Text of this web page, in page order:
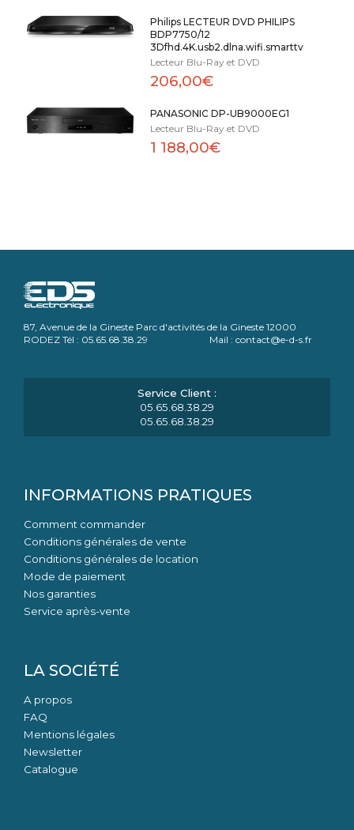
Philips LECTEUR DVD PHILIPS
BDP7750/12
3Dfhd.4K.usb2.dlna.wifi.smarttv
Lecteur Blu-Ray et DVD
206,00€
PANASONIC DP-UB9000EG1
Lecteur Blu-Ray et DVD
1 188,00€
87, Avenue de la Gineste Parc d'activités de la Gineste 12000
RODEZ Tél : 05.65.68.38.29 Mail : contact@e-d-s.fr
05.65.68.38.29
05.65.68.38.29
INFORMATIONS PRATIQUES
Comment commander
Conditions générales de vente
Conditions générales de location
Mode de paiement
Nos garanties
Service après-vente
LA SOCIÉTÉ
A propos
FAQ
Mentions légales
Newsletter
Catalogue